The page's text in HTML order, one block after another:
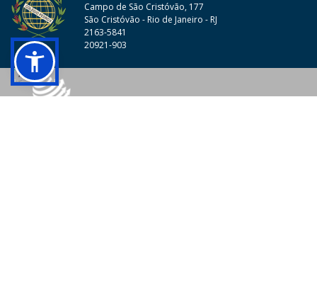
Campo de São Cristóvão, 177
São Cristóvão - Rio de Janeiro - RJ
2163-5841
20921-903